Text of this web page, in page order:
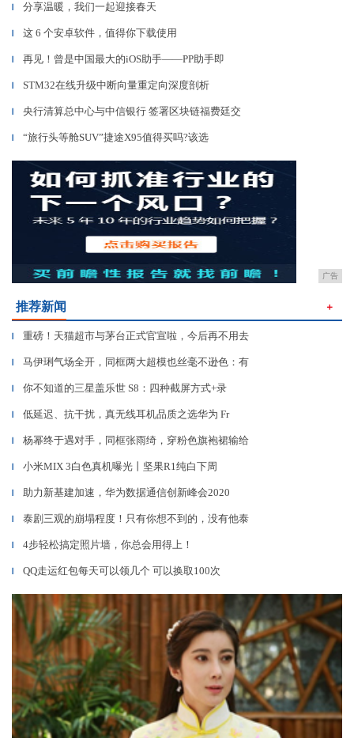
▎ 分享温暖，我们一起迎接春天
▎ 这 6 个安卓软件，值得你下载使用
▎ 再见！曾是中国最大的iOS助手——PP助手即
▎ STM32在线升级中断向量重定向深度剖析
▎ 央行清算总中心与中信银行 签署区块链福费廷交
▎ “旅行头等舱SUV”捷途X95值得买吗?该选
广告
推荐新闻 ＋
▎ 重磅！天猫超市与茅台正式官宣啦，今后再不用去
▎ 马伊琍气场全开，同框两大超模也丝毫不逊色：有
▎ 你不知道的三星盖乐世 S8：四种截屏方式+录
▎ 低延迟、抗干扰，真无线耳机品质之选华为 Fr
▎ 杨幂终于遇对手，同框张雨绮，穿粉色旗袍裙输给
▎ 小米MIX 3白色真机曝光丨坚果R1纯白下周
▎ 助力新基建加速，华为数据通信创新峰会2020
▎ 泰剧三观的崩塌程度！只有你想不到的，没有他泰
▎ 4步轻松搞定照片墙，你总会用得上！
▎ QQ走运红包每天可以领几个 可以换取100次